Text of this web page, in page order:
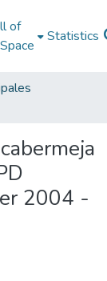
of
Statistics
2004 -